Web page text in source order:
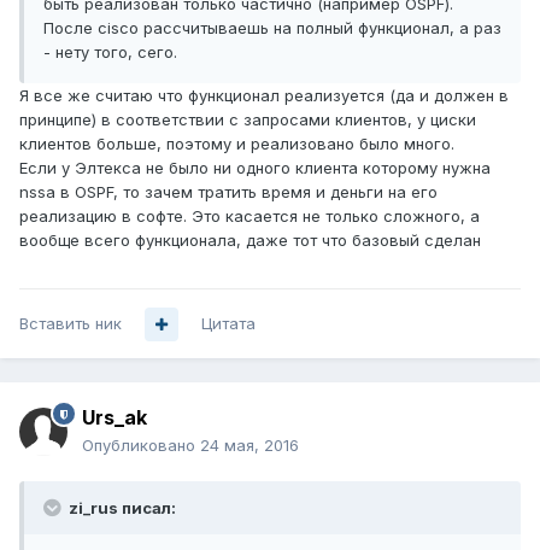
быть реализован только частично (например OSPF).
После cisco рассчитываешь на полный функционал, а раз
- нету того, сего.
Я все же считаю что функционал реализуется (да и должен в
принципе) в соответствии с запросами клиентов, у циски
клиентов больше, поэтому и реализовано было много.
Если у Элтекса не было ни одного клиента которому нужна
nssa в OSPF, то зачем тратить время и деньги на его
реализацию в софте. Это касается не только сложного, а
вообще всего функционала, даже тот что базовый сделан
Вставить ник Цитата
Urs_ak
Опубликовано 24 мая, 2016
zi_rus писал: